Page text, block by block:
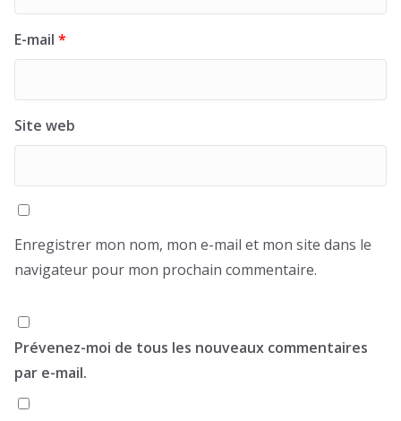
E-mail *
Site web
Enregistrer mon nom, mon e-mail et mon site dans le
navigateur pour mon prochain commentaire.
Prévenez-moi de tous les nouveaux commentaires
par e-mail.